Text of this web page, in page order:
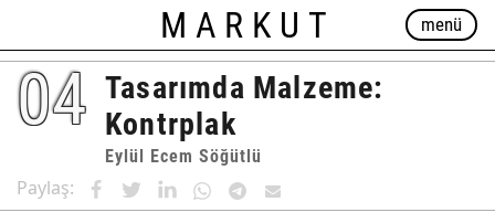
MARKUT menü
04 Tasarımda Malzeme:
Kontrplak
Eylül Ecem Söğütlü
Paylaş: